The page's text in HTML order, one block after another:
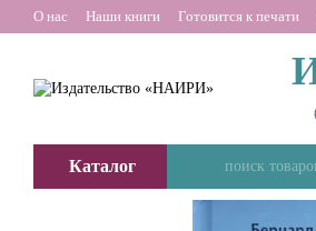
Перейти к основному контенту
О нас Наши книги Готовится к печати
Каталог